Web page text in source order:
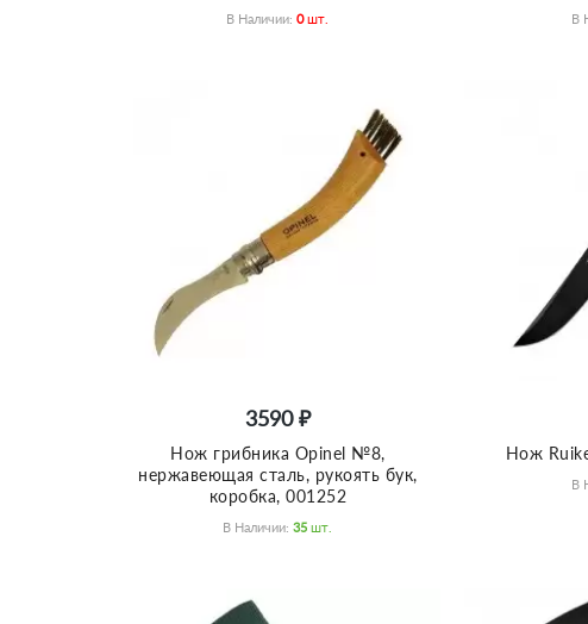
В Наличии:0 Шт. В
3590 ₽
Нож грибника Opinel №8,
нержавеющая сталь, рукоять бук,
коробка, 001252
В Наличии:35 Шт.
Нож
В